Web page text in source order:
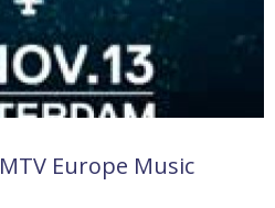
Europe Music